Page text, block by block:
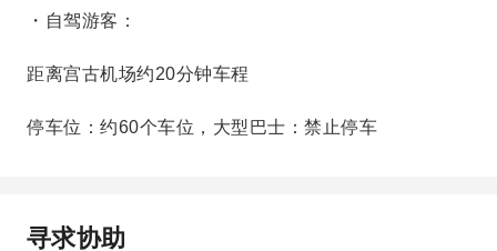
・自驾游客：
距离宫古机场约20分钟车程
停车位：约60个车位，大型巴士：禁止停车
寻求协助